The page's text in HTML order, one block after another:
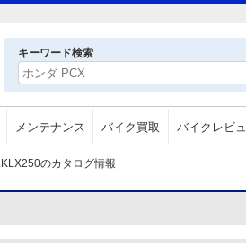
キーワード検索
メンテナンス バイク買取 バイクレビ
KLX250のカタログ情報